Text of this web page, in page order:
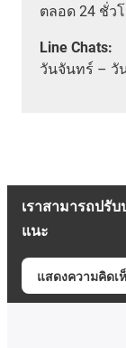
ตลอด 24 ชั่ว
Line Chats:
วันจันทร์ – วั
เราสามารถปรั
แนะ
แสดงความคิดเ